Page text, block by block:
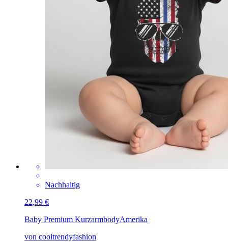
Nachhaltig
22,99 €
Baby Premium KurzarmbodyAmerika
von cooltrendyfashion